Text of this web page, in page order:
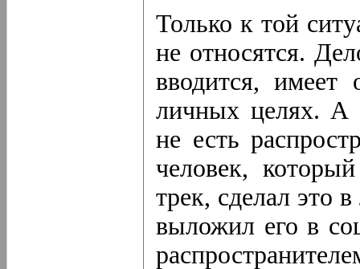
Только к той
не относятся.
вводится, имеет
личных целях. А
не есть
человек,
трек, сделал это
выложил его в